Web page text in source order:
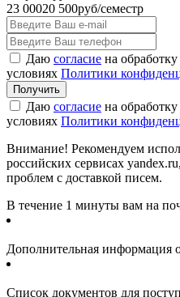
23 00020 500руб/семестр
Даю согласие на
условиях Политики
Даю согласие на
условиях Политики
Внимание! Рекомендуем
российских сервисах
проблем с доставкой писем.
В течение 1 минуты вам на
Дополнительная информация
Список документов для